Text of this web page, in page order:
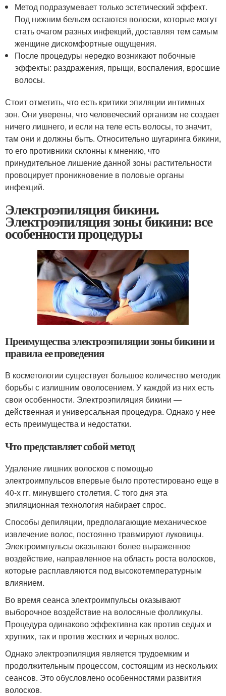
Метод подразумевает только эстетический эффект.
Под нижним бельем остаются волоски, которые могут
стать очагом разных инфекций, доставляя тем самым
женщине дискомфортные ощущения.
После процедуры нередко возникают побочные
эффекты: раздражения, прыщи, воспаления, вросшие
волосы.
Стоит отметить, что есть критики эпиляции интимных
зон. Они уверены, что человеческий организм не создает
ничего лишнего, и если на теле есть волосы, то значит,
там они и должны быть. Относительно шугаринга бикини,
то его противники склонны к мнению, что
принудительное лишение данной зоны растительности
провоцирует проникновение в половые органы
инфекций.
Электроэпиляция бикини.
Электроэпиляция зоны бикини: все
особенности процедуры
Преимущества электроэпиляции зоны бикини и
правила ее проведения
В косметологии существует большое количество методик
борьбы с излишним оволосением. У каждой из них есть
свои особенности. Электроэпиляция бикини —
действенная и универсальная процедypa. Однако у нее
есть преимущества и недостатки.
Что представляет собой метод
Удаление лишних волосков с помощью
электроимпульсов впервые было протестировано еще в
40-х гг. минувшего столетия. С того дня эта
эпиляционная технология набирает спрос.
Способы депиляции, предполагающие механическое
извлечение волос, постоянно травмируют луковицы.
Электроимпульсы оказывают более выраженное
воздействие, направленное на область роста волосков,
которые расплавляются под высокотемпературным
влиянием.
Во время сеанса электроимпульсы оказывают
выборочное воздействие на волосяные фолликулы.
Процедypa одинаково эффективна как против седых и
хрупких, так и против жестких и черных волос.
Однако электроэпиляция является трудоемким и
продолжительным процессом, состоящим из нескольких
сеансов. Это обусловлено особенностями развития
волосков.